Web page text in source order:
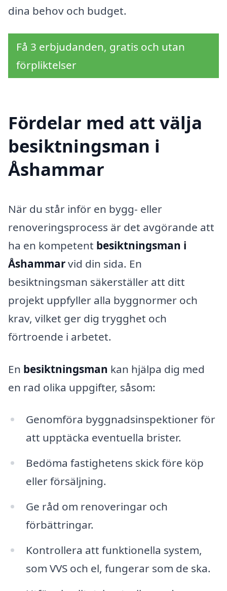
dina behov och budget.
Få 3 erbjudanden, gratis och utan
förpliktelser
Fördelar med att välja
besiktningsman i
Åshammar
När du står inför en bygg- eller
renoveringsprocess är det avgörande att
ha en kompetent besiktningsman i
Åshammarvid din sida. En
besiktningsman säkerställer att ditt
projekt uppfyller alla byggnormer och
krav, vilket ger dig trygghet och
förtroende i arbetet.
En besiktningsman kan hjälpa dig med
en rad olika uppgifter, såsom:
Genomföra byggnadsinspektioner för
att upptäcka eventuella brister.
Bedöma fastighetens skick före köp
eller försäljning.
Ge råd om renoveringar och
förbättringar.
Kontrollera att funktionella system,
som VVS och el, fungerar som de ska.